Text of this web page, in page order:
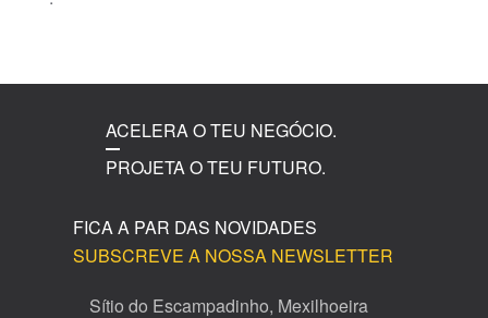
ACELERA O TEU NEGÓCIO.
PROJETA O TEU FUTURO.
FICA A PAR DAS NOVIDADES
SUBSCREVE A NOSSA NEWSLETTER
Sítio do Escampadinho, Mexilhoeira